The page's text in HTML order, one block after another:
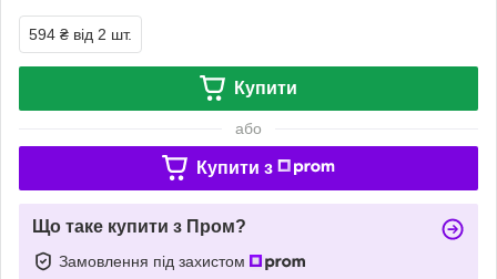
594 ₴ від 2 шт.
Купити
або
Купити з
Що таке купити з Пром?
Замовлення під захистом